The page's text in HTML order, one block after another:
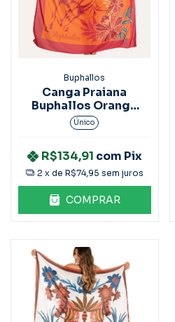
Buphallos
Canga Praiana
Buphallos Orange
Horse ACS32
Único
R$134,91 com Pix
2 x de R$74,95 sem juros
COMPRAR